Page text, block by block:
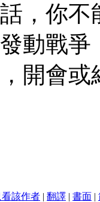
，你
動戰
開會
看該作者 | 翻譯 | 書面 |